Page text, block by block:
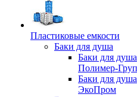
Пластиковые емкости
Баки для душа
Баки для душа
Полимер-
Баки для душа
ЭкоПром